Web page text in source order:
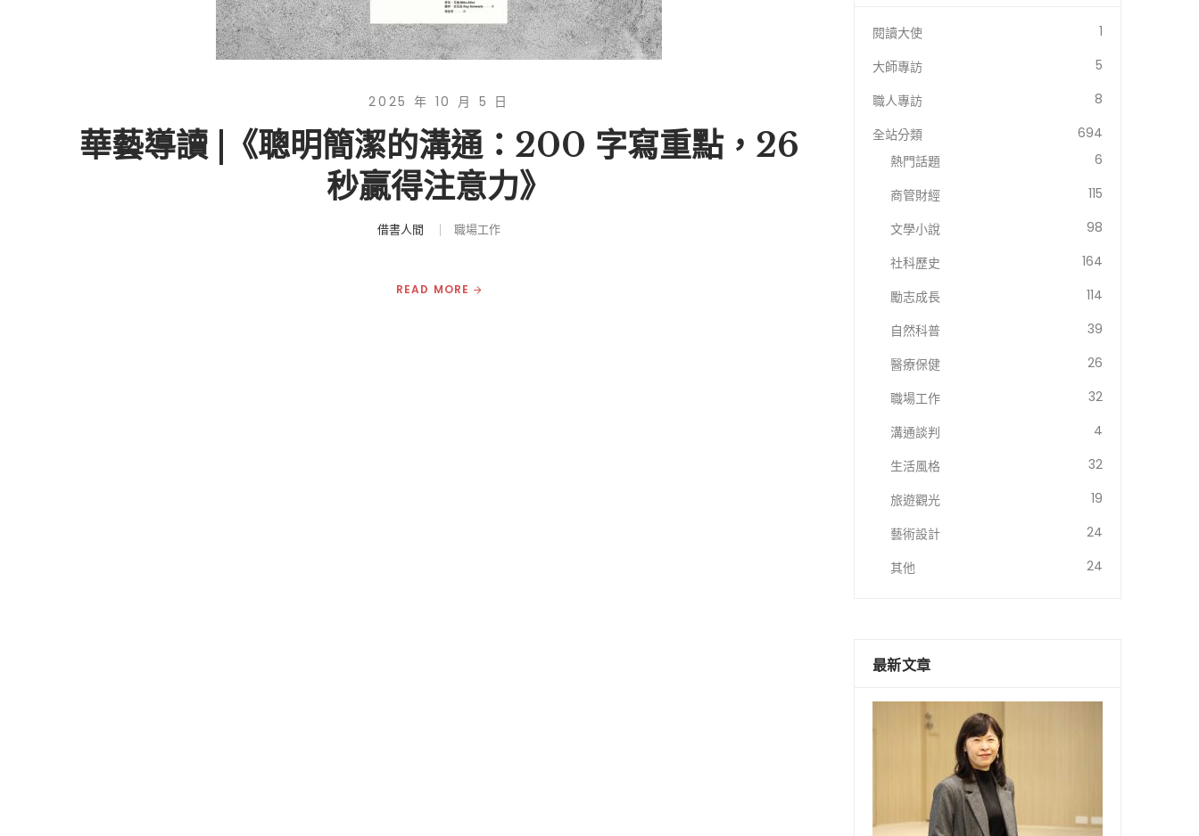
2025 年 10 月 5 日
華藝導讀 |《聰明簡潔的溝通：200 字寫重點，26
秒贏得注意力》
借書人間 職場工作
READ MORE
閱讀大使
1
大師專訪
5
職人專訪
8
全站分類
694
熱門話題
6
商管財經
115
文學小說
98
社科歷史
164
勵志成長
114
自然科普
39
醫療保健
26
職場工作
32
溝通談判
4
生活風格
32
旅遊觀光
19
藝術設計
24
其他
24
最新文章